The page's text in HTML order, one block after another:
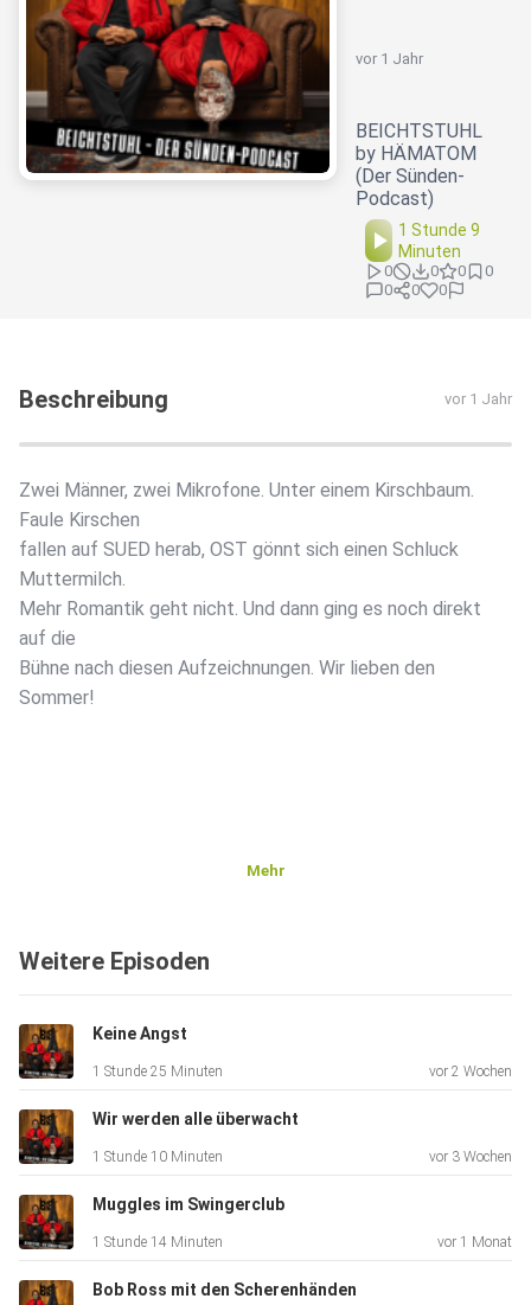
vor 1 Jahr
BEICHTSTUHL
by HÄMATOM
(Der Sünden-
Podcast)
1 Stunde 9
Minuten
0 0 0
0
0
0 0
Beschreibung vor 1 Jahr
Zwei Männer, zwei Mikrofone. Unter einem Kirschbaum.
Faule Kirschen
fallen auf SUED herab, OST gönnt sich einen Schluck
Muttermilch.
Mehr Romantik geht nicht. Und dann ging es noch direkt
auf die
Bühne nach diesen Aufzeichnungen. Wir lieben den
Sommer!
Mehr
Weitere Episoden
Keine Angst
1 Stunde 25 Minuten vor 2 Wochen
Wir werden alle überwacht
1 Stunde 10 Minuten vor 3 Wochen
Muggles im Swingerclub
1 Stunde 14 Minuten vor 1 Monat
Bob Ross mit den Scherenhänden